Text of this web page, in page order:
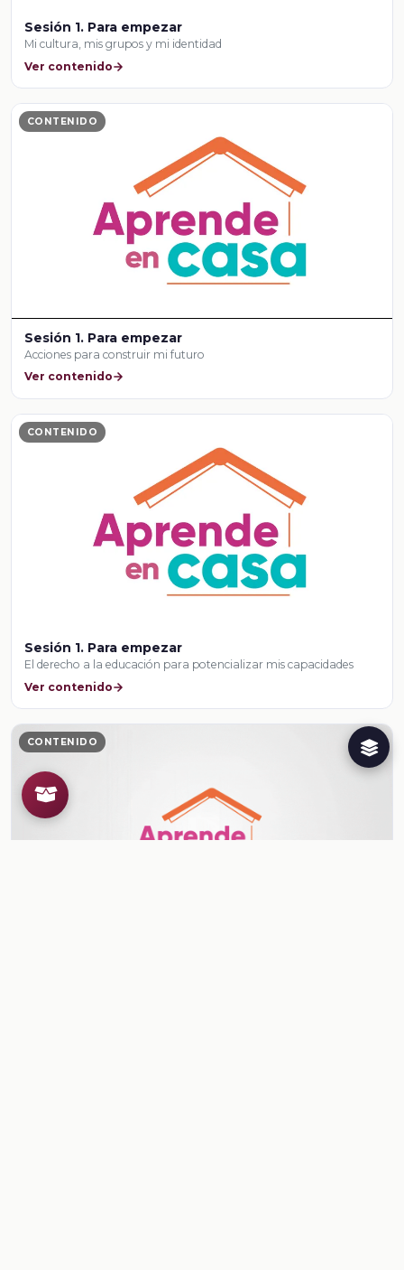
Sesión 1. Para empezar
Mi cultura, mis grupos y mi identidad
Ver contenido
CONTENIDO
Sesión 1. Para empezar
Acciones para construir mi futuro
Ver contenido
CONTENIDO
Sesión 1. Para empezar
El derecho a la educación para potencializar mis capacidades
Ver contenido
CONTENIDO